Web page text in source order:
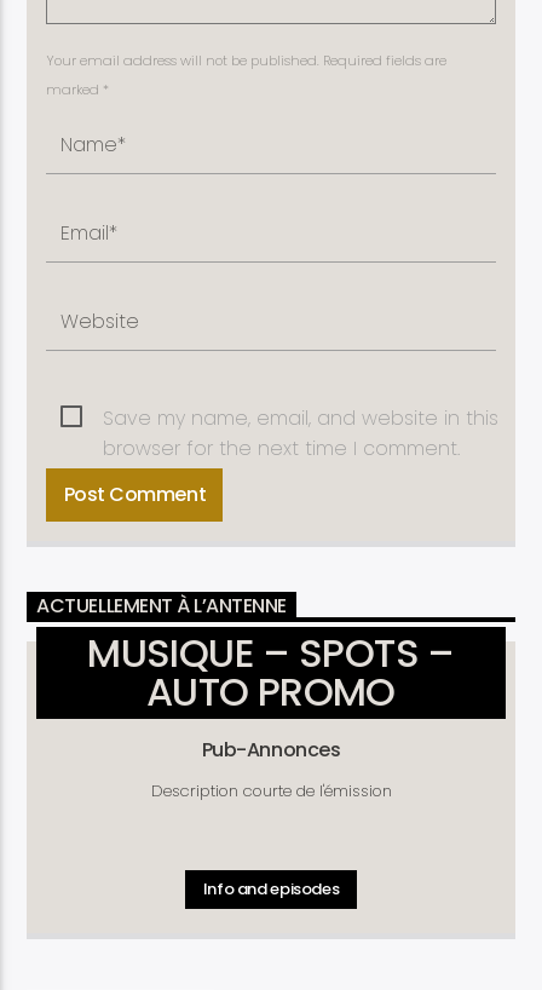
Your email address will not be published. Required fields are
marked *
Save my name, email, and website in this
browser for the next time I comment.
ACTUELLEMENT À L’ANTENNE
MUSIQUE – SPOTS –
AUTO PROMO
Pub-Annonces
Description courte de l'émission
Info and episodes